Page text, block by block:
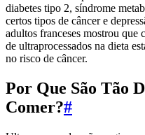
diabetes tipo 2, síndrome
certos tipos de câncer e
adultos franceses mostrou que
de ultraprocessados na dieta
no risco de câncer.
Por Que São Tão
Comer?#